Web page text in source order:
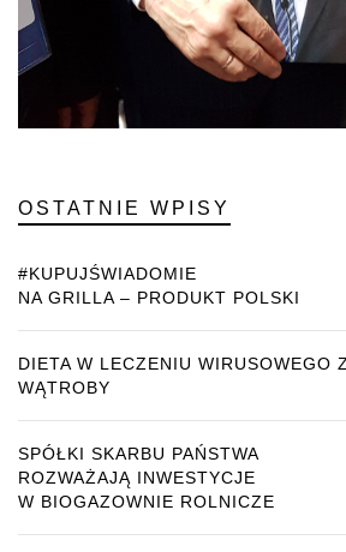
OSTATNIE WPISY
#KUPUJŚWIADOMIE
NA GRILLA – PRODUKT POLSKI
DIETA W LECZENIU WIRUSOWEGO
WĄTROBY
SPÓŁKI SKARBU PAŃSTWA
ROZWAŻAJĄ INWESTYCJE
W BIOGAZOWNIE ROLNICZE